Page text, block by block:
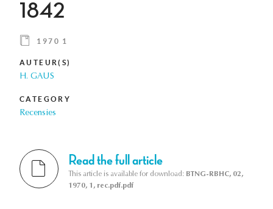
1842
1970 1
AUTEUR(S)
H. GAUS
CATEGORY
Recensies
Read the full article
This article is available for download: BTNG-RBHC, 02,
1970, 1, rec.pdf.pdf